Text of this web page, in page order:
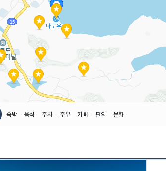
숙박 음식 주차 주유 카페 편의 문화